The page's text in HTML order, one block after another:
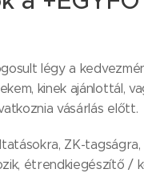
légy a
kinek ajánlottál,
vásárlás előtt.
ZK-
étrendkiegészítő /